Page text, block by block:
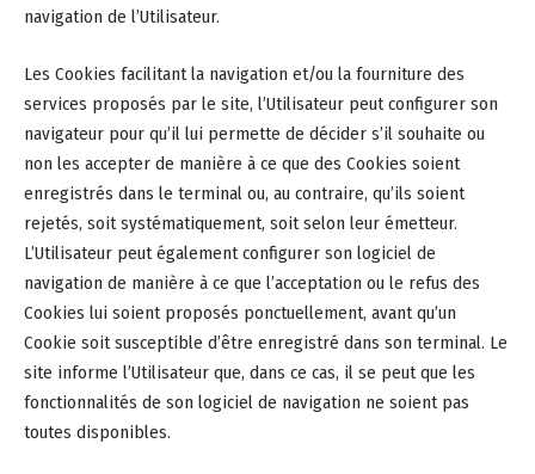
navigation de l’Utilisateur.
Les Cookies facilitant la navigation et/ou la fourniture des
services proposés par le site, l’Utilisateur peut configurer son
navigateur pour qu’il lui permette de décider s’il souhaite ou
non les accepter de manière à ce que des Cookies soient
enregistrés dans le terminal ou, au contraire, qu’ils soient
rejetés, soit systématiquement, soit selon leur émetteur.
L’Utilisateur peut également configurer son logiciel de
navigation de manière à ce que l’acceptation ou le refus des
Cookies lui soient proposés ponctuellement, avant qu’un
Cookie soit susceptible d’être enregistré dans son terminal. Le
site informe l’Utilisateur que, dans ce cas, il se peut que les
fonctionnalités de son logiciel de navigation ne soient pas
toutes disponibles.